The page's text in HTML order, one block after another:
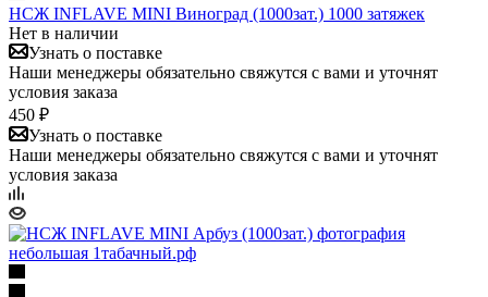
НСЖ INFLAVE MINI Виноград (1000зат.) 1000 затяжек
Нет в наличии
Узнать о поставке
Наши менеджеры обязательно свяжутся с вами и уточнят
условия заказа
450 ₽
Узнать о поставке
Наши менеджеры обязательно свяжутся с вами и уточнят
условия заказа